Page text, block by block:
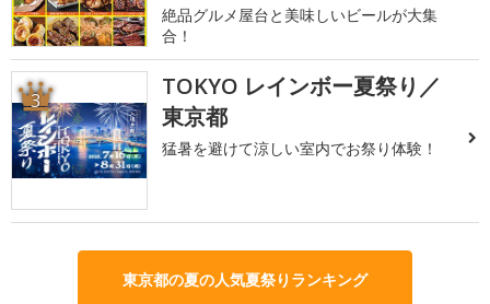
絶品グルメ屋台と美味しいビールが大集
合！
3
TOKYO レインボー夏祭り／
東京都
猛暑を避けて涼しい室内でお祭り体験！
東京都の夏の人気夏祭りランキング